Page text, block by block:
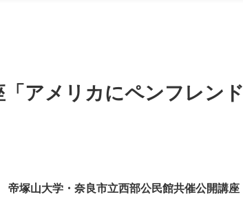
アメリカにペンフレン
帝塚山大学・奈良市立西部公民館共催公開講座